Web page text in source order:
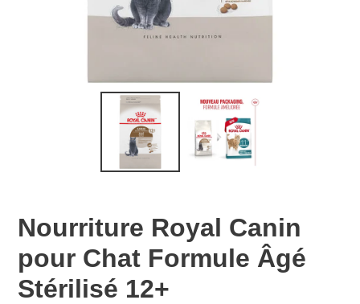
Nourriture Royal Canin
pour Chat Formule Âgé
Stérilisé 12+